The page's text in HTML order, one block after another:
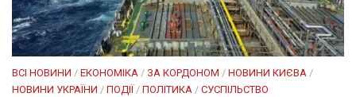
ВСІ НОВИНИ / ЕКОНОМІКА / ЗА КОРДОНОМ / НОВИНИ КИЄВА /
НОВИНИ УКРАЇНИ / ПОДІЇ / ПОЛІТИКА / СУСПІЛЬСТВО